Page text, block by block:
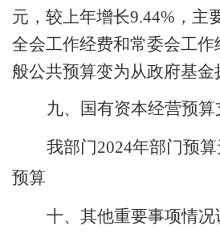
元，较上年增长9.44%，主
全会工作经费和常委会工作
般公共预算变为从政府基金
九、国有资本经营预算
我部门2024年部门预
预算
十、其他重要事项情况